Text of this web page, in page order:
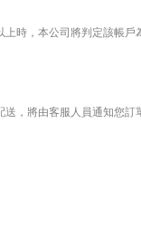
時，本公司將判定該帳
，將由客服人員通知您